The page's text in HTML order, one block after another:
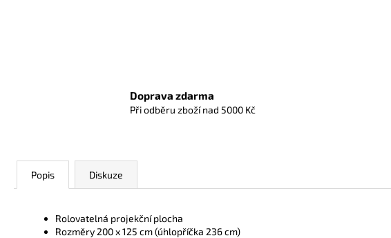
Doprava zdarma
Při odběru zboží nad 5000 Kč
Popis Diskuze
Rolovatelná projekční plocha
Rozměry 200 x 125 cm (úhlopříčka 236 cm)